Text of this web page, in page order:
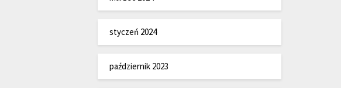
styczeń 2024
październik 2023